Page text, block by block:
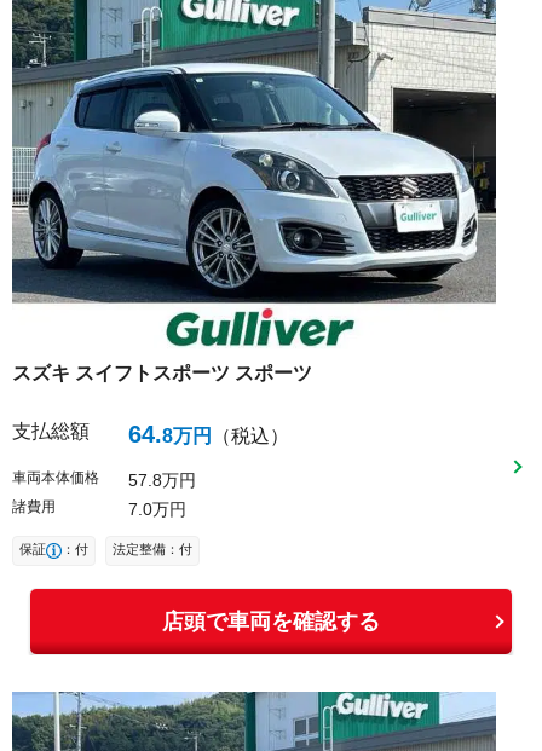
スズキ スイフトスポーツ スポーツ
支払総額 64.8万円 （税込）
車両本体価格 57 8万円
諸費用 7 0万円
保証 ：付 法定整備：付
店頭で車両を確認する